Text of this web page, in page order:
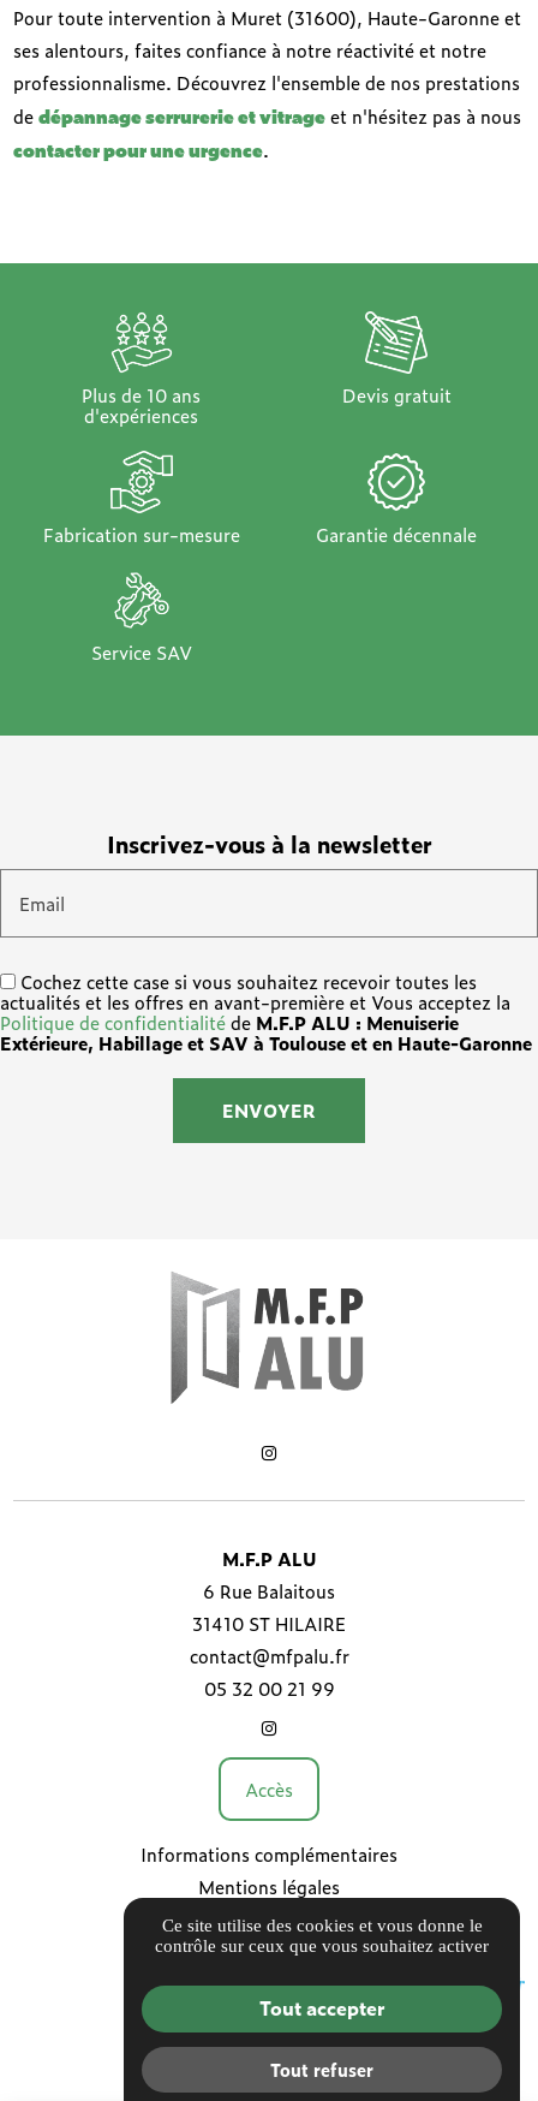
Pour toute intervention à Muret (31600), Haute-Garonne et
ses alentours, faites confiance à notre réactivité et notre
professionnalisme. Découvrez l'ensemble de nos prestations
dedépannage serrurerie et vitrageet n'hésitez pas à nous
contacter pour une urgence.
Plus de 10 ans
d'expériences
Devis gratuit
Fabrication sur-mesure Garantie décennale
Service SAV
Inscrivez-vous à la newsletter
Email
Cochez cette case si vous souhaitez recevoir toutes les
actualités et les offres en avant-première et Vous acceptez la
Politique de confidentialitéde M.F.P ALU : Menuiserie
Extérieure, Habillage et SAV à Toulouse et en Haute-Garonne
M.F.P ALU
6 Rue Balaitous
31410 ST HILAIRE
contact@mfpalu.fr
05 32 00 21 99
Accès
Informations complémentaires
Mentions légales
Politique de confidentialité
Gestion des cookies
Ce site utilise des cookies et vous donne le
contrôle sur ceux que vous souhaitez activer
Tout accepter
Tout refuser